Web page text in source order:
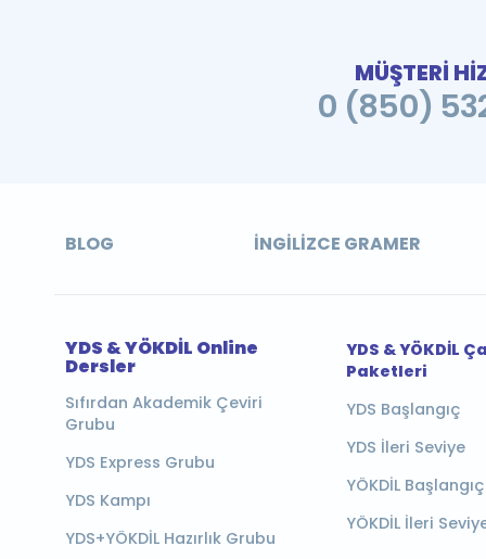
MÜŞTERİ
0 (850)
BLOG İNGILIZCE GRAMER
YDS & YÖKDİL Online
Dersler
Sıfırdan Akademik Çeviri
Grubu
YDS Express Grubu
YDS Kampı
YDS+YÖKDİL Hazırlık Grubu
YDS & YÖKDİL
Paketleri
YDS Başlangıç
YDS İleri Seviye
YÖKDİL Başlangıç
YÖKDİL İleri